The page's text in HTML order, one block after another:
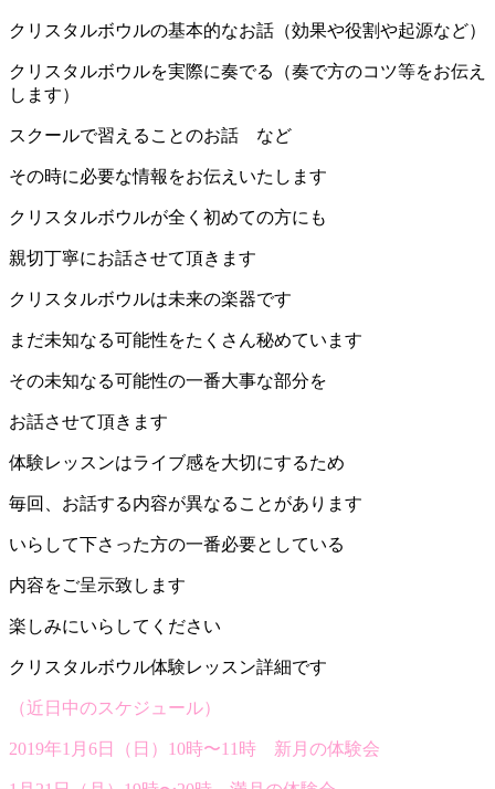
クリスタルボウルの基本的なお話（効果や役割や起源など）
クリスタルボウルを実際に奏でる（奏で方のコツ等をお伝え
します）
スクールで習えることのお話 など
その時に必要な情報をお伝えいたします
クリスタルボウルが全く初めての方にも
親切丁寧にお話させて頂きます
クリスタルボウルは未来の楽器です
まだ未知なる可能性をたくさん秘めています
その未知なる可能性の一番大事な部分を
お話させて頂きます
体験レッスンはライブ感を大切にするため
毎回、お話する内容が異なることがあります
いらして下さった方の一番必要としている
内容をご呈示致します
楽しみにいらしてください
クリスタルボウル体験レッスン詳細です
（近日中のスケジュール）
2019年1月6日（日）10時〜11時 新月の体験会